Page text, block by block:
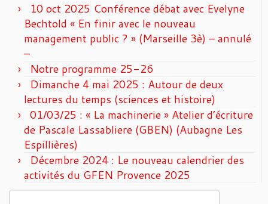
10 oct 2025 Conférence débat avec Evelyne
Bechtold « En finir avec le nouveau
management public ? » (Marseille 3è) – annulé
–
Notre programme 25-26
Dimanche 4 mai 2025 : Autour de deux
lectures du temps (sciences et histoire)
01/03/25 : « La machinerie » Atelier d’écriture
de Pascale Lassabliere (GBEN) (Aubagne Les
Espillières)
Décembre 2024 : Le nouveau calendrier des
activités du GFEN Provence 2025